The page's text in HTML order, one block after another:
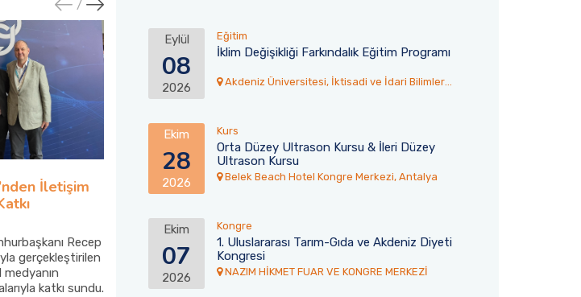
İletişim
Recep
gerçekleştirilen
medyanın
katkı sundu.
30 Temmuz 2026
Akdeniz Üniversitesi’nden
Desteği
Akdeniz Üniversitesi, Kumluca’nın Yazır
mahallesindeki yangın için üniversiteye ait
itfaiye aracını Kumluca’ya gönderdi.
Akdeniz TÖMER’den 77
Akdeniz Üniversitesi Türkçe
dünyanın farklı ülkelerinden
Eylül
08
2026
Eğitim
İklim Değişikliği Farkındalık Eğitim Programı
Akdeniz Üniversitesi, İktisadi ve İdari Bilimler
Ekim
28
2026
Kurs
Orta Düzey Ultrason Kursu & İleri Düzey
Ultrason Kursu
Belek Beach Hotel Kongre Merkezi, Antalya
Ekim
07
2026
Kongre
1. Uluslararası Tarım-Gıda ve Akdeniz Diyeti
Kongresi
NAZIM HİKMET FUAR VE KONGRE MERKEZİ